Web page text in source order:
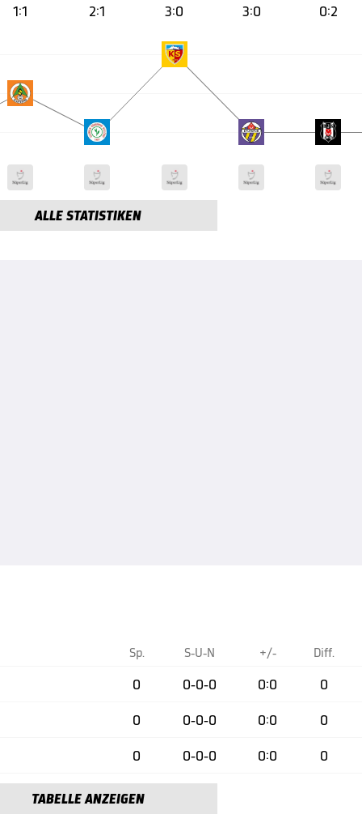
1:1 2:1 3:0 3:0 0:2
ALLE STATISTIKEN
Sp. S-U-N +/- Diff.
0 0-0-0 0:0 0
0
0-0-0 0:0 0
0
0-0-0 0:0 0
TABELLE ANZEIGEN